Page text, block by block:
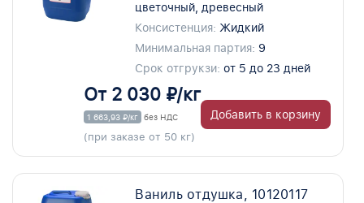
цветочный, древесный
Консистенция: Жидкий
Минимальная партия: 9
Срок отгрукзи: от 5 до 23 дней
От 2 030 ₽/кг
1 663,93 ₽/кг без НДС
(при заказе от 50 кг)
Добавить в корзину
Ваниль отдушка, 10120117